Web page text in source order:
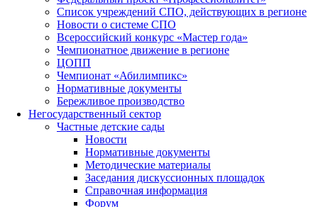
Список учреждений СПО, действующих в регионе
Новости о системе СПО
Всероссийский конкурс «Мастер года»
Чемпионатное движение в регионе
ЦОПП
Чемпионат «Абилимпикс»
Нормативные документы
Бережливое производство
Негосударственный сектор
Частные детские сады
Новости
Нормативные документы
Методические материалы
Заседания дискуссионных площадок
Справочная информация
Форум